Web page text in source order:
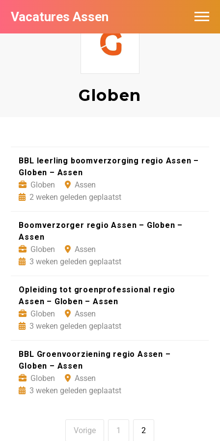
Vacatures Assen
Globen
BBL leerling boomverzorging regio Assen –
Globen – Assen
Globen
Assen
2 weken geleden geplaatst
Boomverzorger regio Assen – Globen –
Assen
Globen
Assen
3 weken geleden geplaatst
Opleiding tot groenprofessional regio
Assen – Globen – Assen
Globen
Assen
3 weken geleden geplaatst
BBL Groenvoorziening regio Assen –
Globen – Assen
Globen
Assen
3 weken geleden geplaatst
Vorige 1 2
Vacatures per bedrijf